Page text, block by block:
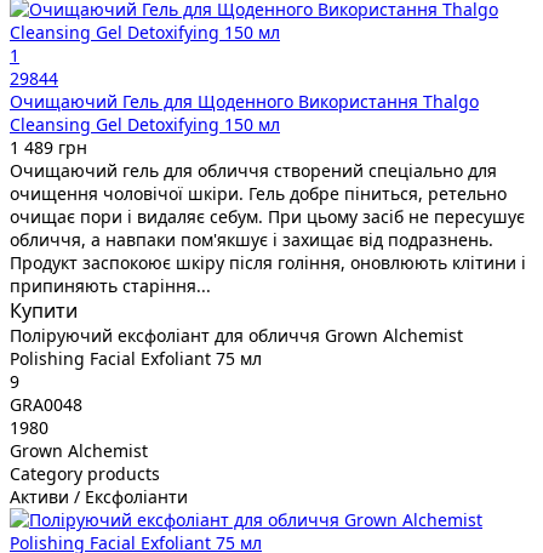
1
29844
Очищаючий Гель для Щоденного Використання Thalgo
Cleansing Gel Detoxifying 150 мл
1 489 грн
Очищаючий гель для обличчя створений спеціально для
очищення чоловічої шкіри. Гель добре піниться, ретельно
очищає пори і видаляє себум. При цьому засіб не пересушує
обличчя, а навпаки пом'якшує і захищає від подразнень.
Продукт заспокоює шкіру після гоління, оновлюють клітини і
припиняють старіння...
Купити
Поліруючий ексфоліант для обличчя Grown Alchemist
Polishing Facial Exfoliant 75 мл
9
GRA0048
1980
Grown Alchemist
Category products
Активи / Ексфоліанти